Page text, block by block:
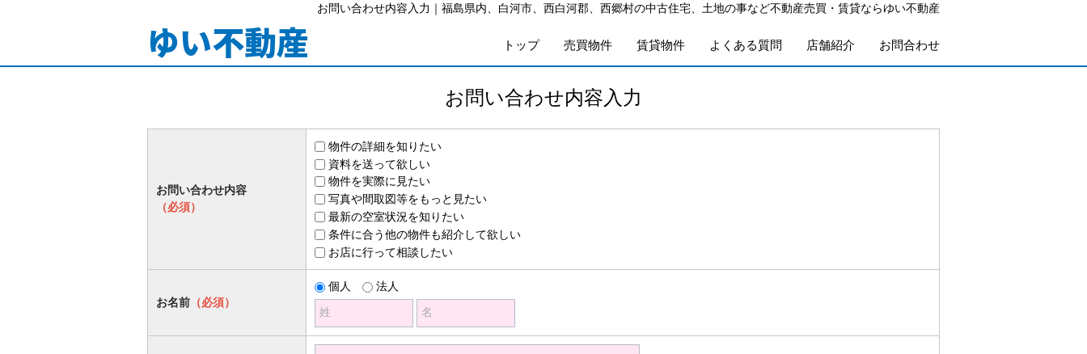
お問い合わせ内容入力｜福島県内、白河市、西白河郡、西郷村の中古住宅、土地の事など不動産売買・賃貸ならゆい不動産
ゆい不動産 トップ 売買物件 賃貸物件 よくある質問 店舗紹介 お問合わせ
お問い合わせ内容入力
お問い合わせ内容
（必須）
物件の詳細を知りたい
資料を送って欲しい
物件を実際に見たい
写真や間取図等をもっと見たい
最新の空室状況を知りたい
条件に合う他の物件も紹介して欲しい
お店に行って相談したい
お名前 （必須）
個人
法人
姓
名